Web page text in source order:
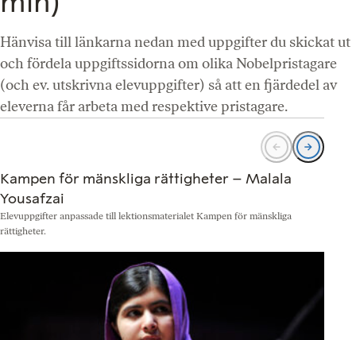
Hänvisa till länkarna nedan med uppgifter du skickat ut
och fördela uppgiftssidorna om olika Nobelpristagare
(och ev. utskrivna elevuppgifter) så att en fjärdedel av
eleverna får arbeta med respektive pristagare.
Kampen för mänskliga rättigheter – Malala
Yousafzai
Elevuppgifter anpassade till lektionsmaterialet Kampen för mänskliga
rättigheter.